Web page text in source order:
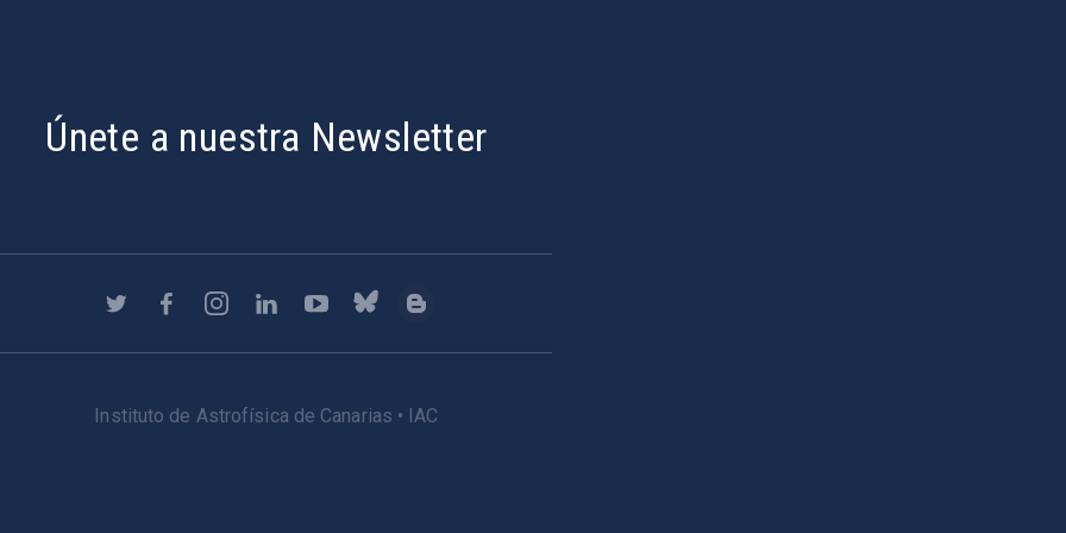
Únete a nuestra Newsletter
Instituto de Astrofísica de Canarias • IAC